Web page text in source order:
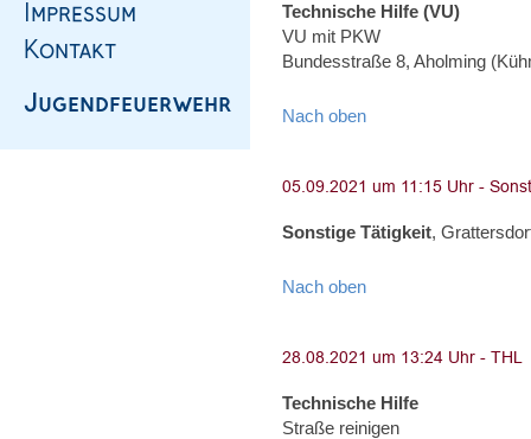
Technische Hilfe (VU)
VU mit PKW
Bundesstraße 8, Aholming
Nach oben
Sonstige Tätigkeit,
Nach oben
Technische Hilfe
Straße reinigen